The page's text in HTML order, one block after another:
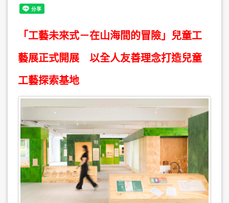
「工藝未來式－在山海間的冒險」兒童工
藝展正式開展 以全人友善理念打造兒童
工藝探索基地